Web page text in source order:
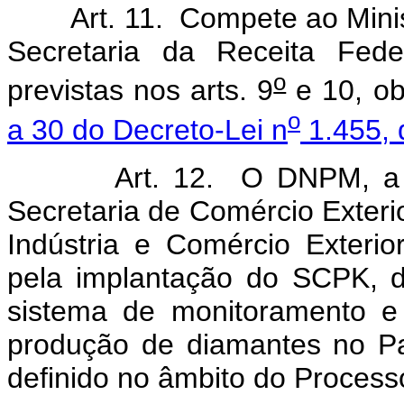
Art. 11. Compete ao
Secretaria da Receita
previstas nos arts. 9oe 10,
a 30 do Decreto-Lei no 1.455,
Art. 12. O DNPM, a
Secretaria de Comércio
Indústria e Comércio
pela implantação do SCPK,
sistema de monitoramento
produção de diamantes no
definido no âmbito do